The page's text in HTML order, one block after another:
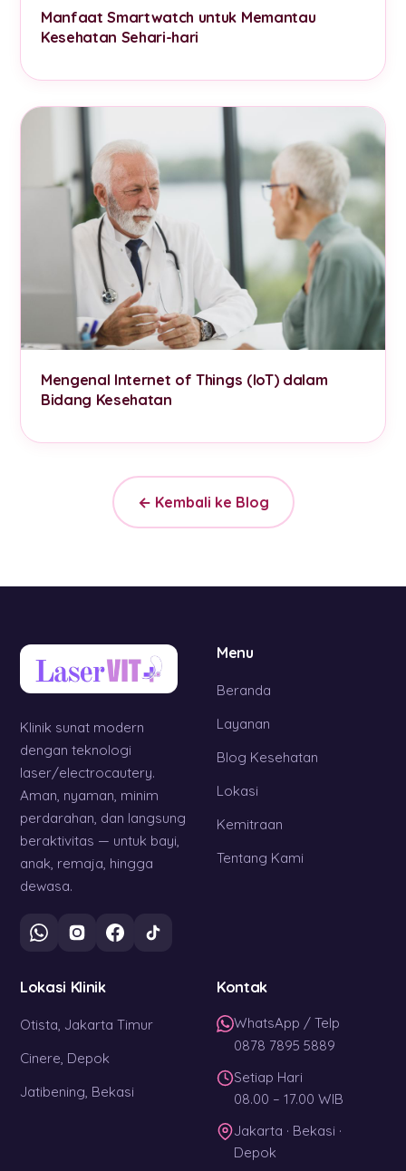
Manfaat Smartwatch untuk Memantau
Kesehatan Sehari-hari
Mengenal Internet of Things (IoT) dalam
Bidang Kesehatan
← Kembali ke Blog
Klinik sunat modern
dengan teknologi
laser/electrocautery.
Aman, nyaman, minim
perdarahan, dan langsung
beraktivitas — untuk bayi,
anak, remaja, hingga
dewasa.
Menu
Beranda
Layanan
Blog Kesehatan
Lokasi
Kemitraan
Tentang Kami
Lokasi Klinik
Otista, Jakarta Timur
Cinere, Depok
Jatibening, Bekasi
Kontak
WhatsApp / Telp
0878 7895 5889
Setiap Hari
08.00 – 17.00 WIB
Jakarta · Bekasi ·
Depok